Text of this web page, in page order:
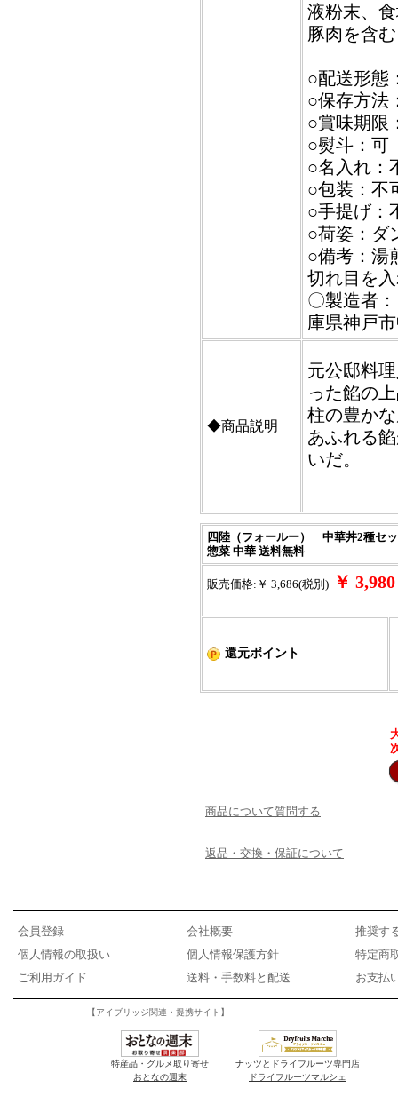
液粉末、
豚肉を含
○配送形態
○保存方法
○賞味期限
○熨斗：可
○名入れ：
○包装：不
○手提げ：
○荷姿：ダ
○備考：湯
切れ目を
〇製造者
庫県神戸
◆商品説明
元公邸料
った餡の
柱の豊か
あふれる
いだ。
四陸（フォールー） 中華丼2種セ
惣菜 中華 送料無料
販売価格:￥ 3,686(税別) ￥
還元ポイント
商品について質問する
返品・交換・保証について
会員登録 会社概要
推奨す
個人情報の取扱い
個人情報保護方針
特定商
ご利用ガイド
送料・手数料と配送 お支払
【アイブリッジ関連・提携サイト】
特産品・グルメ取り寄せ
おとなの週末
ナッツとドライフルーツ専門店
ドライフルーツマルシェ